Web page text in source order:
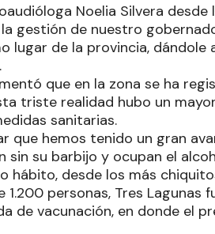
Noelia Silvera
gestión de nuestro
lugar de la provincia,
que en la zona se ha
triste realidad hubo un
sanitarias.
que hemos tenido un gran
sin su barbijo y ocupan el
hábito, desde los más
1.200 personas, Tres
de vacunación, en donde el